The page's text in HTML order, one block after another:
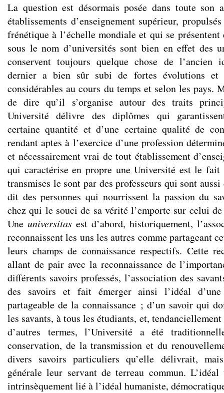
La question est désormais posée dans toute son
établissements d’enseignement supérieur,
frénétique à l’échelle mondiale et qui se
sous le nom d’universités sont bien en effet des
conservent toujours quelque chose de l’ancien
dernier a bien sûr subi de fortes évolutions et
considérables au cours du temps et selon les pays.
de dire qu’il s’organise autour des traits
Université délivre des diplômes qui
certaine quantité et d’une certaine qualité de
rendant aptes à l’exercice d’une profession
et nécessairement vrai de tout établissement
qui caractérise en propre une Université est le fait
transmises le sont par des professeurs qui sont aussi
dit des personnes qui nourrissent la passion du
chez qui le souci de sa vérité l’emporte sur celui
Une universitas est d’abord, historiquement,
reconnaissent les uns les autres comme partageant
leurs champs de connaissance respectifs. Cette
allant de pair avec la reconnaissance de
différents savoirs professés, l’association des
des savoirs et fait émerger ainsi l’idéal
partageable de la connaissance ; d’un savoir qui
les savants, à tous les étudiants, et,
d’autres termes, l’Université a été
conservation, de la transmission et du
divers savoirs particuliers qu’elle délivrait,
générale leur servant de terreau commun.
intrinsèquement lié à l’idéal humaniste,